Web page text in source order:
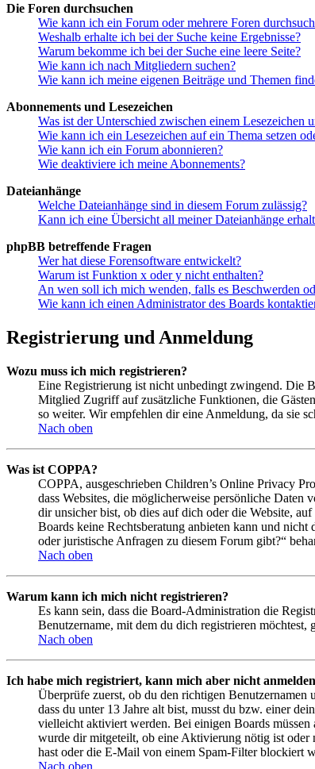
Die Foren durchsuchen
Wie kann ich ein Forum oder mehrere Foren
Weshalb erhalte ich bei der Suche keine Ergebnisse?
Warum bekomme ich bei der Suche eine leere Seite?
Wie kann ich nach Mitgliedern suchen?
Wie kann ich meine eigenen Beiträge und Themen
Abonnements und Lesezeichen
Was ist der Unterschied zwischen einem Lesezeichen
Wie kann ich ein Lesezeichen auf ein Thema setzen
Wie kann ich ein Forum abonnieren?
Wie deaktiviere ich meine Abonnements?
Dateianhänge
Welche Dateianhänge sind in diesem Forum zulässig?
Kann ich eine Übersicht all meiner Dateianhänge
phpBB betreffende Fragen
Wer hat diese Forensoftware entwickelt?
Warum ist Funktion x oder y nicht enthalten?
An wen soll ich mich wenden, falls es Beschwerden
Wie kann ich einen Administrator des Boards
Registrierung und Anmeldung
Wozu muss ich mich registrieren?
Eine Registrierung ist nicht unbedingt zwingend. Die
Mitglied Zugriff auf zusätzliche Funktionen, die
so weiter. Wir empfehlen dir eine Anmeldung, da sie
Nach oben
Was ist COPPA?
COPPA, ausgeschrieben Children’s Online Privacy
dass Websites, die möglicherweise persönliche Daten
dir unsicher bist, ob dies auf dich oder die Website,
Boards keine Rechtsberatung anbieten kann und
oder juristische Anfragen zu diesem Forum gibt?“
Nach oben
Warum kann ich mich nicht registrieren?
Es kann sein, dass die Board-Administration die
Benutzername, mit dem du dich registrieren
Nach oben
Ich habe mich registriert, kann mich aber nicht
Überprüfe zuerst, ob du den richtigen Benutzernamen
dass du unter 13 Jahre alt bist, musst du bzw. einer
vielleicht aktiviert werden. Bei einigen Boards
wurde dir mitgeteilt, ob eine Aktivierung nötig ist oder
hast oder die E-Mail von einem Spam-Filter blockiert
Nach oben